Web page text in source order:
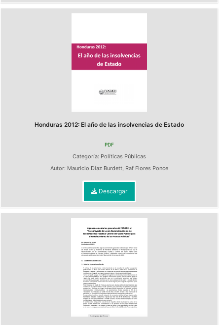
Honduras 2012: El año de las insolvencias de Estado
PDF
Categoría: Políticas Públicas
Autor: Mauricio Díaz Burdett, Raf Flores Ponce
Descargar